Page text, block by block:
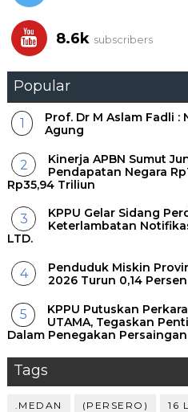
8.6k subscribers
Popular
Prof. Dr M Aslam Fadli :
Agung
Kinerja APBN Sumut
Pendapatan Negara
Rp35,94 Triliun
KPPU Gelar Sidang
Keterlambatan
LTD.
Penduduk Miskin
2026 Turun 0,14 Persen
KPPU Putuskan
UTAMA, Tegaskan
Dalam Penegakan
Tags
.MEDAN (PERSERO) 16